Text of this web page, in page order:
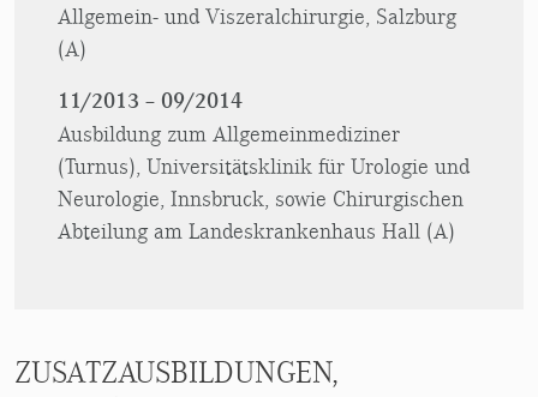
Allgemein- und Viszeralchirurgie, Salzburg
(A)
11/2013 – 09/2014
Ausbildung zum Allgemeinmediziner
(Turnus), Universitätsklinik für Urologie und
Neurologie, Innsbruck, sowie Chirurgischen
Abteilung am Landeskrankenhaus Hall (A)
ZUSATZAUSBILDUNGEN,